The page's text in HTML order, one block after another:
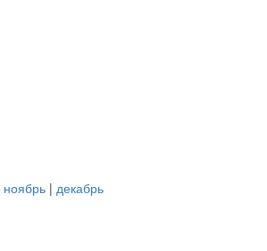
ноябрь| декабрь